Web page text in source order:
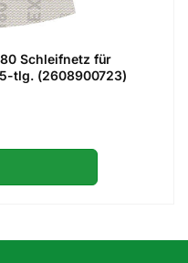
Schleifnetz für
tlg. (2608900723)